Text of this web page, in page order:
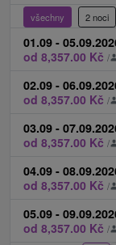
všechny 2 noci
01.09 -
od 8,357.00 Kč /
02.09 -
od 8,357.00 Kč /
03.09 -
od 8,357.00 Kč /
04.09 -
od 8,357.00 Kč /
05.09 -
od 8,357.00 Kč /